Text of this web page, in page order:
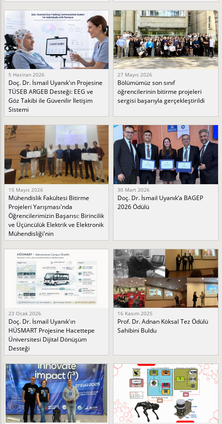
5 Haziran 2026
Doç. Dr. İsmail Uyanık'ın Projesine
TÜSEB ARGEB Desteği: EEG ve
Göz Takibi ile Güvenilir İletişim
Sistemi
27 Mayıs 2026
Bölümümüz son sınıf
öğrencilerinin bitirme projeleri
sergisi başarıyla gerçekleştirildi
15 Mayıs 2026
Mühendislik Fakültesi Bitirme
Projeleri Yarışması'nda
Öğrencilerimizin Başarısı: Birincilik
ve Üçüncülük Elektrik ve Elektronik
Mühendisliği'nin
30 Mart 2026
Doç. Dr. İsmail Uyanık’a BAGEP
2026 Ödülü
23 Ocak 2026
Doç. Dr. İsmail Uyanık'ın
HÜSMART Projesine Hacettepe
Üniversitesi Dijital Dönüşüm
Desteği
16 Kasım 2025
Prof. Dr. Adnan Köksal Tez Ödülü
Sahibini Buldu